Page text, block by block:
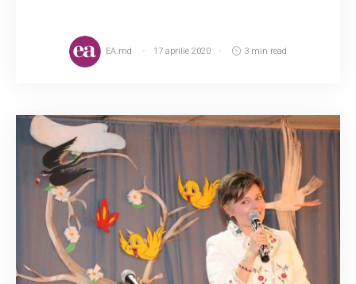
EA.md 17 aprilie 2020 3 min read